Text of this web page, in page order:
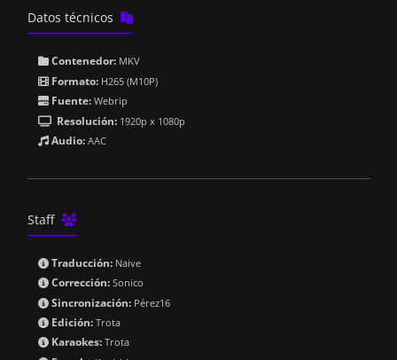
Datos técnicos 
Contenedor: MKV
Formato: H265 (M10P)
Fuente: Webrip
Resolución: 1920p x 1080p
Audio: AAC
Staff 
Traducción: Naive
Corrección: Sonico
Sincronización: Pérez16
Edición: Trota
Karaokes: Trota